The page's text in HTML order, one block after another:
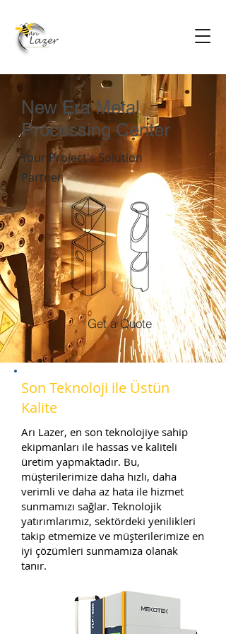
New Era Metal
Processing Center
Your Project's Solution
Partner
Get a Quote
Son Teknoloji ile Üstün
Kalite
Arı Lazer, en son teknolojiye sahip
ekipmanları ile hassas ve kaliteli
üretim yapmaktadır. Bu,
müşterilerimize daha hızlı, daha
verimli ve daha az hata ile hizmet
sunmamızı sağlar. Teknolojik
yatırımlarımız, sektördeki yenilikleri
takip etmemize ve müşterilerimize en
iyi çözümleri sunmamıza olanak
tanır.